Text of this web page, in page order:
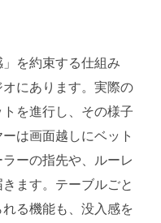
を約束する仕組み
にあります。実際の
を進行し、その様子
は画面越しにベット
ーの指先や、ルーレ
ます。テーブルごと
る機能も、没入感を